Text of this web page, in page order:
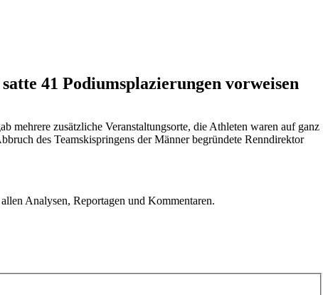
41 Podiumsplazierungen vorweisen
zusätzliche Veranstaltungsorte, die Athleten waren auf ganz
des Teamskispringens der Männer begründete Renndirektor
Analysen, Reportagen und Kommentaren.